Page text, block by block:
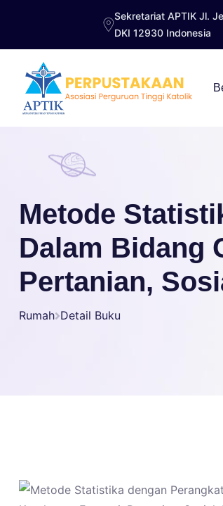
Sekretariat APTIK Jl.
DKI 12930 Indonesia
Metode
Dalam Bidang
Pertanian,
Rumah Detail Buku